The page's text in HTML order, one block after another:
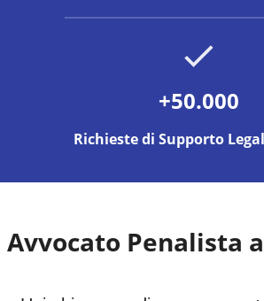
+50.000
Richieste di Supporto
Avvocato Penalista a